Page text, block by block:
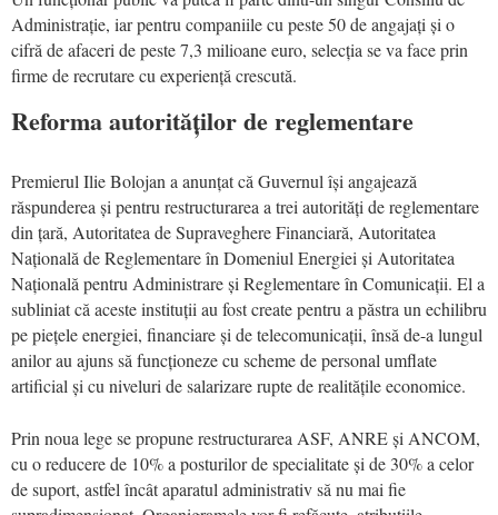
Administrație, iar pentru companiile cu peste 50 de angajați și o
cifră de afaceri de peste 7,3 milioane euro, selecția se va face prin
firme de recrutare cu experiență crescută.
Reforma autorităților de reglementare
Premierul Ilie Bolojan a anunțat că Guvernul își angajează
răspunderea și pentru restructurarea a trei autorități de reglementare
din țară, Autoritatea de Supraveghere Financiară, Autoritatea
Națională de Reglementare în Domeniul Energiei și Autoritatea
Națională pentru Administrare și Reglementare în Comunicații. El a
subliniat că aceste instituții au fost create pentru a păstra un echilibru
pe piețele energiei, financiare și de telecomunicații, însă de-a lungul
anilor au ajuns să funcționeze cu scheme de personal umflate
artificial și cu niveluri de salarizare rupte de realitățile economice.
Prin noua lege se propune restructurarea ASF, ANRE și ANCOM,
cu o reducere de 10% a posturilor de specialitate și de 30% a celor
de suport, astfel încât aparatul administrativ să nu mai fie